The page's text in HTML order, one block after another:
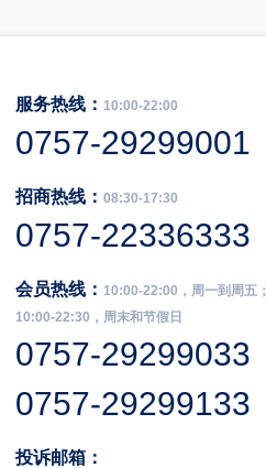
服务热线： 10:00-22:00
0757-29299001
招商热线：08:30-17:30
0757-22336333
会员热线： 10:00-22:00，周一到周五；
10:00-22:30，周末和节假日
0757-29299033
0757-29299133
投诉邮箱：